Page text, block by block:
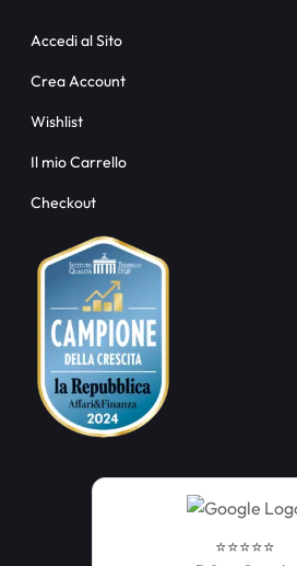
Accedi al Sito
Crea Account
Wishlist
Il mio Carrello
Checkout
⭐️⭐️⭐️⭐️⭐️